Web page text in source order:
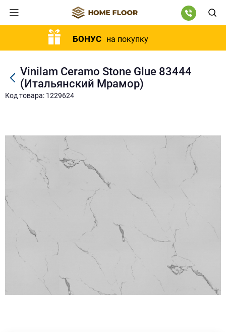
БОНУС на покупку
Vinilam Ceramo Stone Glue 83444
(Итальянский Мрамор)
Код товара: 1229624